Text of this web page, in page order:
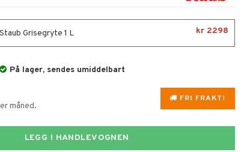
Grisegryte 1 L kr 2298
På lager, sendes umiddelbart
FRI FRAKT!
måned.
LEGG I HANDLEVOGNEN